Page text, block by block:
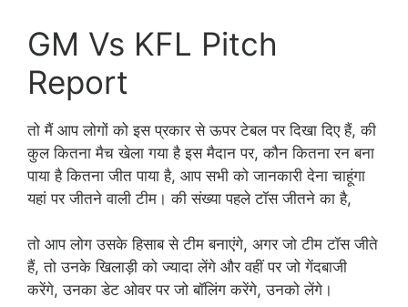
GM Vs KFL Pitch
Report
तो मैं आप लोगों को इस प्रकार से ऊपर टेबल पर दिखा दिए हैं, की
कुल कितना मैच खेला गया है इस मैदान पर, कौन कितना रन बना
पाया है कितना जीत पाया है, आप सभी को जानकारी देना चाहूंगा
यहां पर जीतने वाली टीम। की संख्या पहले टॉस जीतने का है,
तो आप लोग उसके हिसाब से टीम बनाएंगे, अगर जो टीम टॉस जीते
हैं, तो उनके खिलाड़ी को ज्यादा लेंगे और वहीं पर जो गेंदबाजी
करेंगे, उनका डेट ओवर पर जो बॉलिंग करेंगे, उनको लेंगे।